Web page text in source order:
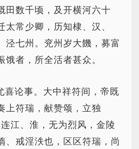
田数千顷，及开横河六十
太常少卿，历知棣、汉、
泾七州。兖州岁大饑，募富
饿者，所全活者甚众。
喜论事。大中祥符间，帝既
上符瑞，献赞颂，立独
江、淮，无为烈风，金陵
、戒淫泆也，区区符瑞，尚